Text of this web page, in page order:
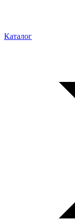
Каталог